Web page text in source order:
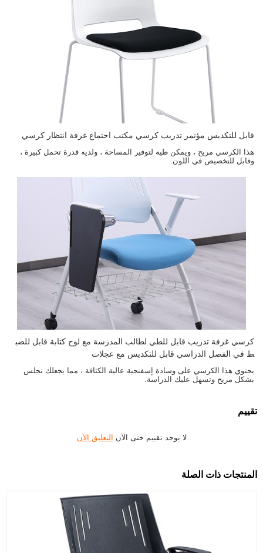
قابل للتكديس مؤتمر تدريب كرسي مكتب اجتماع غرفة انتظار كرسي
هذا الكرسي مريح ، ويمكن طيه لتوفير المساحة ، ولديه قدرة تحمل كبيرة ،
وقابل للتخصيص في اللون.
كرسي غرفة تدريب قابل للطي لطالب المدرسة مع لوح كتابة قابل للضب
ط في الفصل الدراسي قابل للتكديس مع عجلات
يحتوي هذا الكرسي على وسادة إسفنجية عالية الكثافة ، مما يجعلك تجلس
بشكل مريح وتسهل عليك الدراسة.
تقييم
لا يوجد تقييم حتى الآن التعليق الآن
المنتجات ذات الصلة